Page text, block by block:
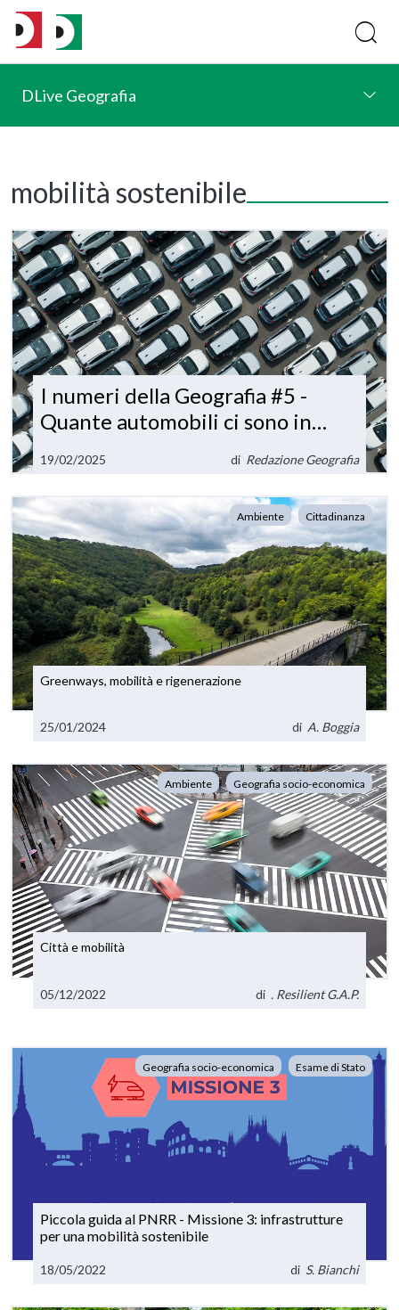
DLive Geografia
mobilità sostenibile
I numeri della Geografia #5 -
Quante automobili ci sono in
19/02/2025 di Redazione Geografia
Ambiente Cittadinanza
Greenways, mobilità e rigenerazione
25/01/2024 di A. Boggia
Ambiente Geografia socio-economica
Città e mobilità
05/12/2022 di . Resilient G.A.P.
Geografia socio-economica Esame di Stato
Piccola guida al PNRR - Missione 3: infrastrutture
per una mobilità sostenibile
18/05/2022 di S. Bianchi